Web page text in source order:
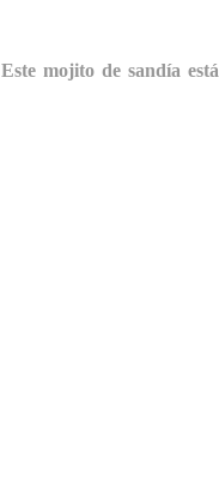
Este mojito de sandía está